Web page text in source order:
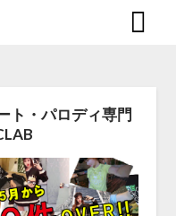
ト・パロディ専門